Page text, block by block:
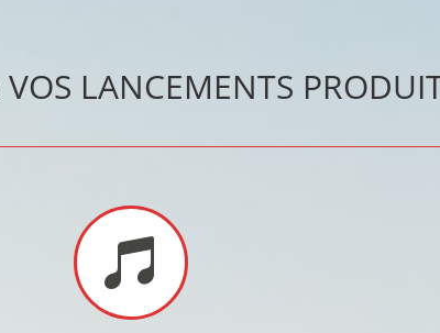
VOS LANCEMENTS
